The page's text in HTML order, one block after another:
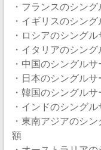
・フランスのシン
・イギリスのシン
・ロシアのシング
・イタリアのシン
・中国のシングル
・日本のシングル
・韓国のシングル
・インドのシング
・東南アジアのシ
額